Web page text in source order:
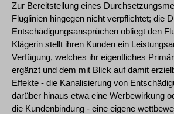
Zur Bereitstellung eines
Fluglinien hingegen nicht verpflichtet; die
Entschädigungsansprüchen obliegt den
Klägerin stellt ihren Kunden ein
Verfügung, welches ihr eigentliches
ergänzt und dem mit Blick auf damit
Effekte - die Kanalisierung von
darüber hinaus etwa eine Werbewirkung
die Kundenbindung - eine eigene